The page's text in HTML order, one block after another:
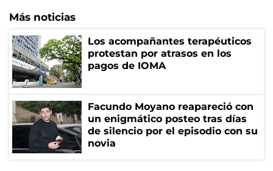
Más noticias
Los acompañantes terapéuticos
protestan por atrasos en los
pagos de IOMA
Facundo Moyano reapareció con
un enigmático posteo tras días
de silencio por el episodio con su
novia